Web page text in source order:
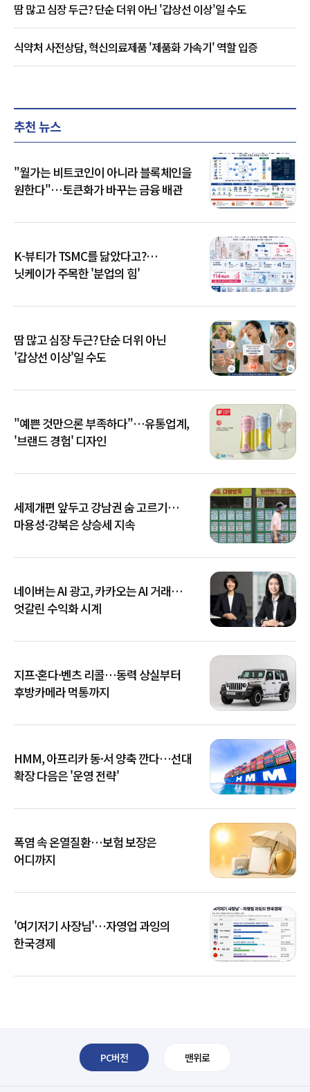
땀 많고 심장 두근? 단순 더위 아닌 '갑상선 이상'일 수도
식약처 사전상담, 혁신의료제품 '제품화 가속기' 역할 입증
추천 뉴스
"월가는 비트코인이 아니라 블록체인을
원한다"…토큰화가 바꾸는 금융 배관
K-뷰티가 TSMC를 닮았다고?…
닛케이가 주목한 '분업의 힘'
땀 많고 심장 두근? 단순 더위 아닌
'갑상선 이상'일 수도
"예쁜 것만으론 부족하다"…유통업계,
'브랜드 경험' 디자인
세제개편 앞두고 강남권 숨 고르기…
마용성·강북은 상승세 지속
네이버는 AI 광고, 카카오는 AI 거래…
엇갈린 수익화 시계
지프·혼다·벤츠 리콜…동력 상실부터
후방카메라 먹통까지
HMM, 아프리카 동·서 양축 깐다…선대
확장 다음은 '운영 전략'
폭염 속 온열질환…보험 보장은
어디까지
'여기저기 사장님'…자영업 과잉의
한국경제
PC버전 맨위로